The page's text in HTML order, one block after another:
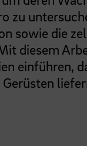
zu
sowie die
diesem
einführen,